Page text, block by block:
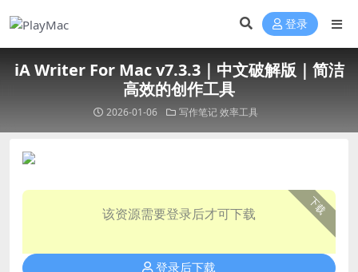
登录
iA Writer For Mac v7.3.3｜中文破解版｜简洁
高效的创作工具
2026-01-06 写作笔记效率工具
下载
该资源需要登录后才可下载
登录后下载